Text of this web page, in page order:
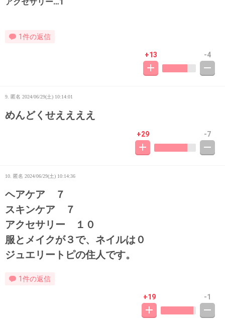
1件の返信
+13 -4
9. 匿名 2024/06/29(土) 10:14:01
めんどくせええええ
+29 -7
10. 匿名 2024/06/29(土) 10:14:36
ヘアケア ７
スキンケア ７
アクセサリー １０
服とメイクが３で、ネイルは０
ジュエリートピの住人です。
1件の返信
+19 -1